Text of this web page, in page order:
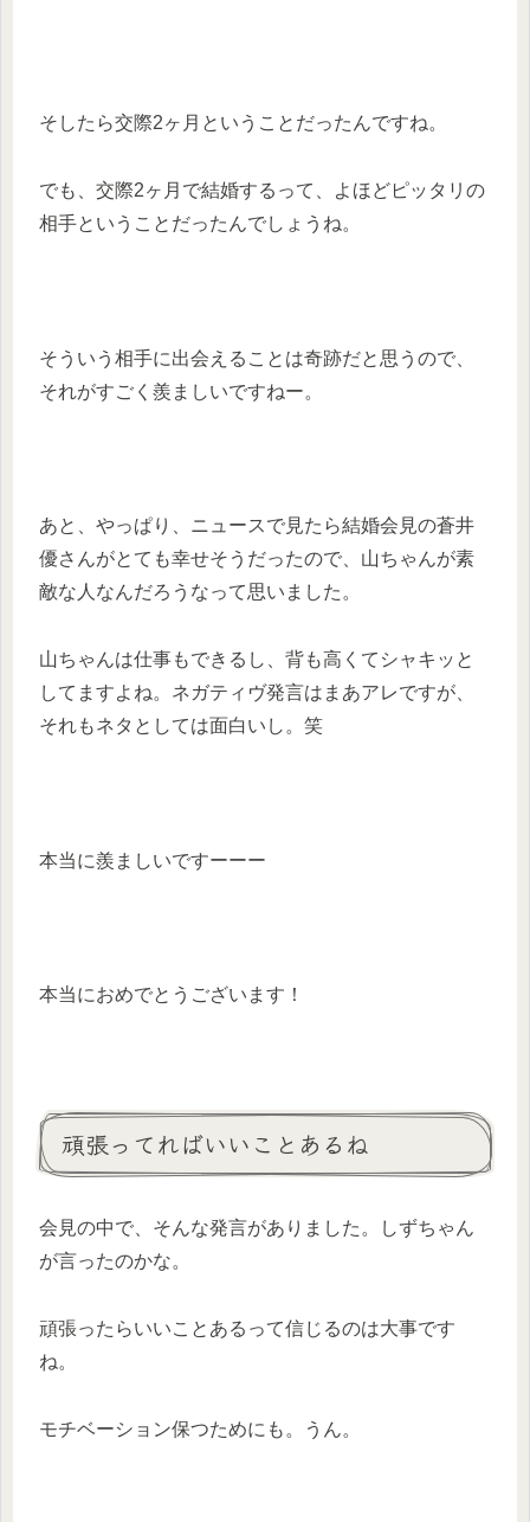
そしたら交際2ヶ月ということだったんですね。
でも、交際2ヶ月で結婚するって、よほどピッタリの
相手ということだったんでしょうね。
そういう相手に出会えることは奇跡だと思うので、
それがすごく羨ましいですねー。
あと、やっぱり、ニュースで見たら結婚会見の蒼井
優さんがとても幸せそうだったので、山ちゃんが素
敵な人なんだろうなって思いました。
山ちゃんは仕事もできるし、背も高くてシャキッと
してますよね。ネガティヴ発言はまあアレですが、
それもネタとしては面白いし。笑
本当に羨ましいですーーー
本当におめでとうございます！
頑張ってればいいことあるね
会見の中で、そんな発言がありました。しずちゃん
が言ったのかな。
頑張ったらいいことあるって信じるのは大事です
ね。
モチベーション保つためにも。うん。